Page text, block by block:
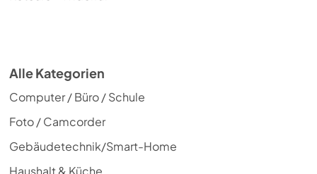
Alle Kategorien
Computer / Büro / Schule
Foto / Camcorder
Gebäudetechnik/Smart-Home